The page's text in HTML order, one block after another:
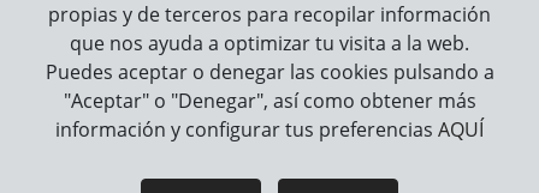
Información
Cómo trabajamos
Información legal
propias y de terceros para recopilar información
que nos ayuda a optimizar tu visita a la web.
Puedes aceptar o denegar las cookies pulsando a
"Aceptar" o "Denegar", así como obtener más
información y configurar tus preferencias AQUÍ